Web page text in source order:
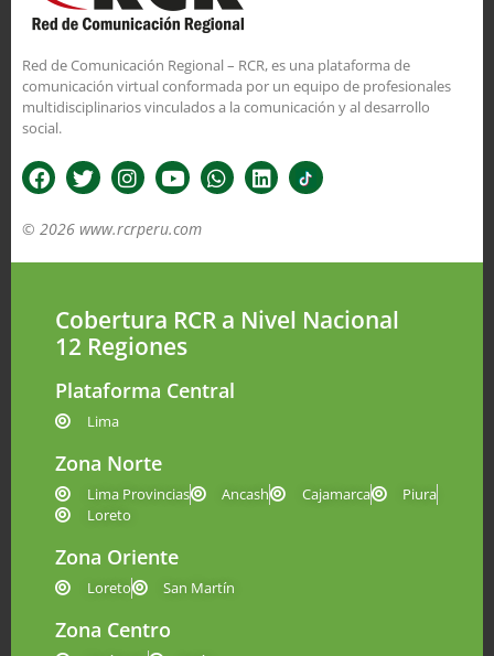
Red de Comunicación Regional – RCR, es una plataforma de
comunicación virtual conformada por un equipo de profesionales
multidisciplinarios vinculados a la comunicación y al desarrollo
social.
© 2026 www.rcrperu.com
Cobertura RCR a Nivel Nacional
12 Regiones
Plataforma Central
Lima
Zona Norte
Lima Provincias Ancash Cajamarca
Piura
Loreto
Zona Oriente
Loreto San Martín
Zona Centro